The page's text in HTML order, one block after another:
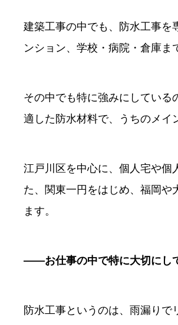
建築工事の中でも、防水工事を
ンション、学校・病院・倉庫ま
その中でも特に強みにしている
適した防水材料で、うちのメイ
江戸川区を中心に、個人宅や個
た、関東一円をはじめ、福岡や
ます。
――お仕事の中で特に大切にし
防水工事というのは、雨漏り